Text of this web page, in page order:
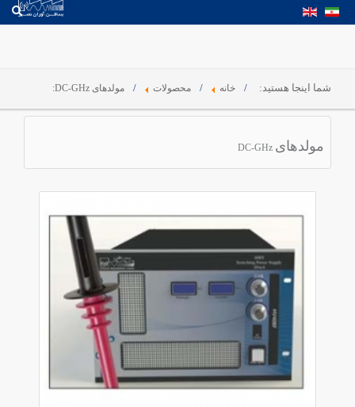
شما اینجا هستید: خانه محصولات مولدهای DC-GHz:
مولدهای